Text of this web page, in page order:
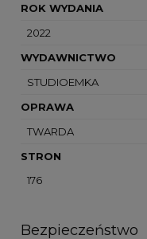
ROK WYDANIA
2022
WYDAWNICTWO
STUDIOEMKA
OPRAWA
TWARDA
STRON
176
Bezpieczeństwo